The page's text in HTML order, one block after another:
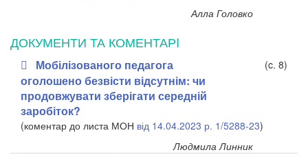
Алла Головко
ДОКУМЕНТИ ТА КОМЕНТАРI
Мобілізованого педагога
оголошено безвісти відсутнім: чи
продовжувати зберігати середній
заробіток?
(c. 8)
(коментар до листа МОН від 14.04.2023 р. 1/5288-23)
Людмила Линник